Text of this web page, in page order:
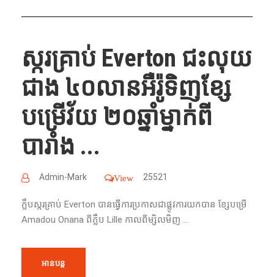
ស្ករគ្រាប់ Everton ជះលុយ
ជាង ៤០លានអឺរ៉ូទិញខ្សែ
បម្រើវ័យ ២០ឆ្នាំម្នាក់ពី
បារាំង ...
Admin-Mark View 25521
ក្លឹប​ស្ករគ្រាប់ Everton បាន​ធ្វើ​ការ​ប្រកាស​ជា​ផ្លូវការ​យក​បាន​ ខ្សែ​បម្រើ​
Amadou Onana ពី​ក្លឹប​ Lille កាលពីម្សិលមិញ​ ...
អានបន្ត